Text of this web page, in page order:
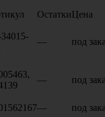
ОстаткиЦена
— под
— под
— под